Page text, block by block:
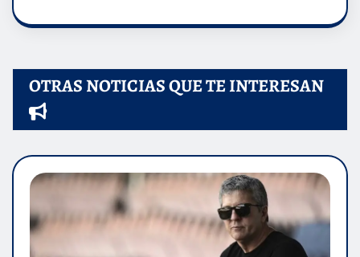
OTRAS NOTICIAS QUE TE INTERESAN